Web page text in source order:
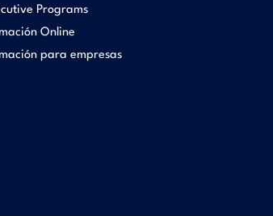
Programs
Online
para empresas